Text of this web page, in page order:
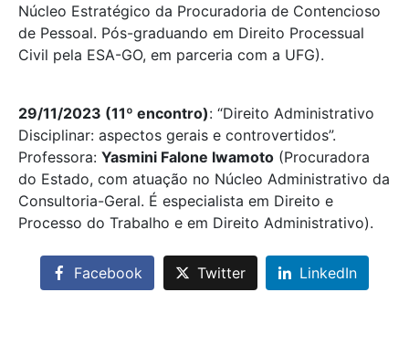
Núcleo Estratégico da Procuradoria de Contencioso
de Pessoal. Pós-graduando em Direito Processual
Civil pela ESA-GO, em parceria com a UFG).
29/11/2023 (11º encontro): “Direito Administrativo
Disciplinar: aspectos gerais e controvertidos”.
Professora: Yasmini Falone Iwamoto (Procuradora
do Estado, com atuação no Núcleo Administrativo da
Consultoria-Geral. É especialista em Direito e
Processo do Trabalho e em Direito Administrativo).
Facebook Twitter LinkedIn